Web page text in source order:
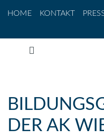
HOME
KONTAKT
DER AK